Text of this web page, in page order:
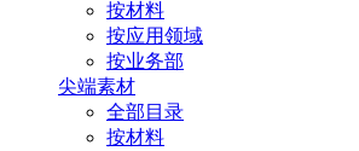
按材料
按应用领域
按业务部
尖端素材
全部目录
按材料